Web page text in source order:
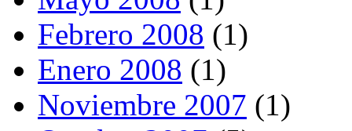
Febrero 2008 (1)
Enero 2008 (1)
Noviembre 2007 (1)